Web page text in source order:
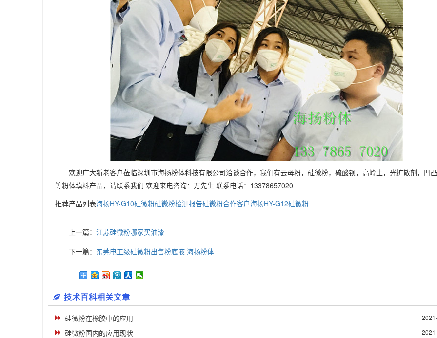
欢迎广大新老客户莅临深圳市海扬粉体科技有限公司洽谈合作，我们有云母粉，硅微粉，硫酸钡，高岭土，光扩散剂，凹
等粉体填料产品，请联系我们 欢迎来电咨询：万先生 联系电话：13378657020
推荐产品列表海扬HY-G10硅微粉硅微粉检测报告硅微粉合作客户海扬HY-G12硅微粉
上一篇： 江苏硅微粉哪家买油漆
下一篇： 东莞电工级硅微粉出售粉底液 海扬粉体
技术百科相关文章
硅微粉在橡胶中的应用
硅微粉国内的应用现状